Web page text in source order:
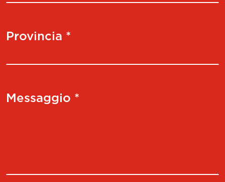
Provincia *
Messaggio *